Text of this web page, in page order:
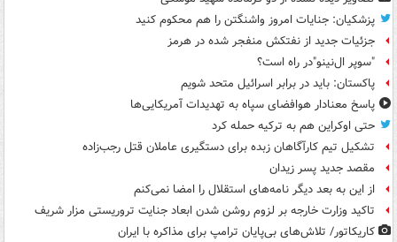
پزشکیان: جنایات امروز واشنگتن را هم محکوم کنید
جزئیات جدید از نفتکش منفجر شده در هرمز
"سوپر ال‌نینو"در راه است؟
پاکستان: باید در برابر اسرائیل متحد شویم
پاسخ معنادار هوافضای سپاه به تهدیدات آمریکایی‌ها
حتی اوکراین هم به ترکیه حمله کرد
تشکیل تیم کارآگاهان زبده برای دستگیری عاملان قتل رجب‌زاده
مقصد جدید پسر زیدان
از این به بعد دیگر نامه‌های استقلال را امضا نمی‌کنم
تاکید وزارت خارجه بر لزوم روشن شدن ابعاد جنایت تروریستی مزار شریف
کاریکاتور/ تلاش‌های بی‌پایان ترامپ برای مذاکره با ایران